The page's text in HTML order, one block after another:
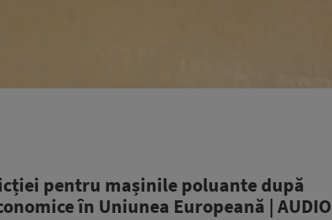
pentru mașinile poluante după
în Uniunea Europeană | AUDIO